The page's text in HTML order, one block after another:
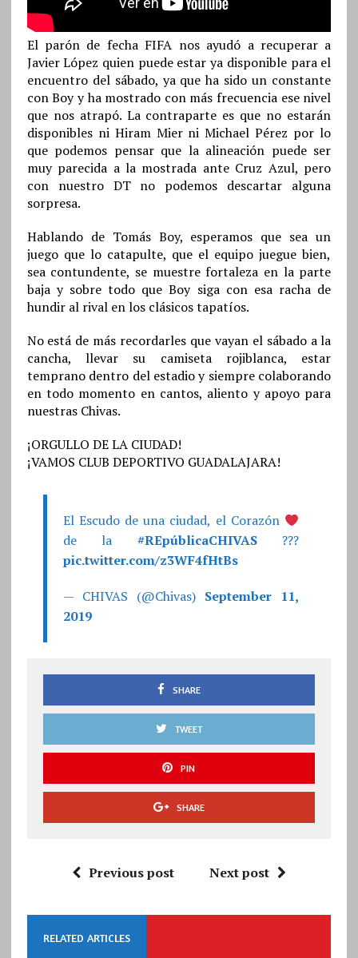
El parón de fecha FIFA nos ayudó a recuperar a
Javier López quien puede estar ya disponible para el
encuentro del sábado, ya que ha sido un constante
con Boy y ha mostrado con más frecuencia ese nivel
que nos atrapó. La contraparte es que no estarán
disponibles ni Hiram Mier ni Michael Pérez por lo
que podemos pensar que la alineación puede ser
muy parecida a la mostrada ante Cruz Azul, pero
con nuestro DT no podemos descartar alguna
sorpresa.
Hablando de Tomás Boy, esperamos que sea un
juego que lo catapulte, que el equipo juegue bien,
sea contundente, se muestre fortaleza en la parte
baja y sobre todo que Boy siga con esa racha de
hundir al rival en los clásicos tapatíos.
No está de más recordarles que vayan el sábado a la
cancha, llevar su camiseta rojiblanca, estar
temprano dentro del estadio y siempre colaborando
en todo momento en cantos, aliento y apoyo para
nuestras Chivas.
¡ORGULLO DE LA CIUDAD!
¡VAMOS CLUB DEPORTIVO GUADALAJARA!
El Escudo de una ciudad, el Corazón
de la #REpúblicaCHIVAS???
pic.twitter.com/z3WF4fHtBs
— CHIVAS (@Chivas) September 11,
2019
SHARE
TWEET
PIN
SHARE
Previous post Next post
RELATED ARTICLES